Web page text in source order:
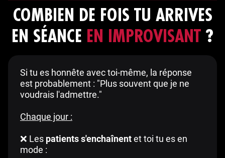
COMBIEN DE FOIS TU ARRIVES
EN SÉANCE EN IMPROVISANT?
Si tu es honnête avec toi-même, la réponse
est probablement : "Plus souvent que je ne
voudrais l'admettre."
Chaque jour :
❌ Les patients s'enchaînentet toi tu es en
mode :